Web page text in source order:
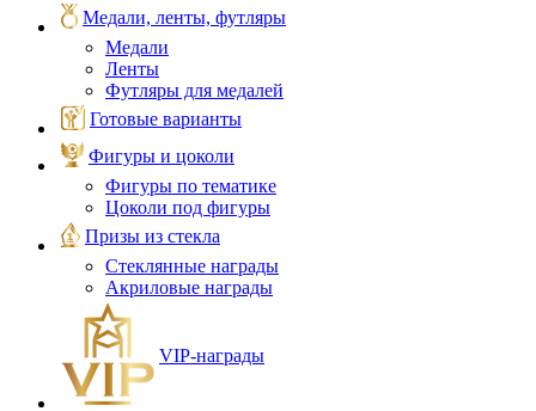
Медали, ленты, футляры
Медали
Ленты
Футляры для медалей
Готовые варианты
Фигуры и цоколи
Фигуры по тематике
Цоколи под фигуры
Призы из стекла
Стеклянные награды
Акриловые награды
VIP‑награды